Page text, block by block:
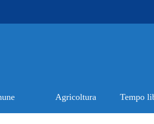
Agricoltura Tempo